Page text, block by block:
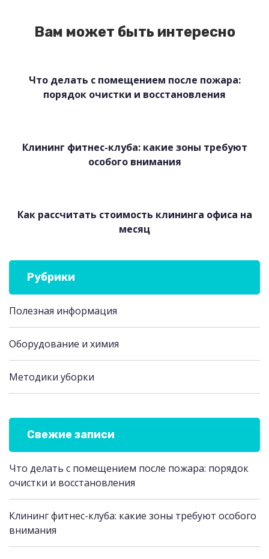
Вам может быть интересно
Что делать с помещением после пожара:
порядок очистки и восстановления
Клининг фитнес-клуба: какие зоны требуют
особого внимания
Как рассчитать стоимость клининга офиса на
месяц
Рубрики
Полезная информация
Оборудование и химия
Методики уборки
Свежие записи
Что делать с помещением после пожара: порядок
очистки и восстановления
Клининг фитнес-клуба: какие зоны требуют особого
внимания